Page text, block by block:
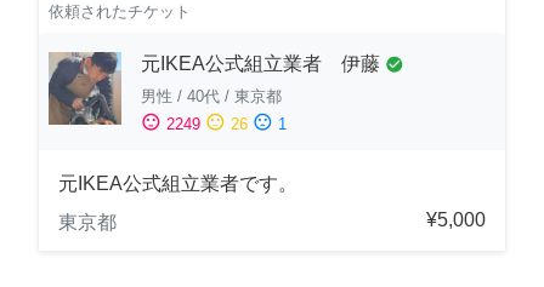
依頼されたチケット
元IKEA公式組立業者 伊藤 check_circle
男性 / 40代 / 東京都
sentiment_satisfied 2249 sentiment_neutral 26 sentiment_dissatisfied 1
元IKEA公式組立業者です。
東京都
¥5,000